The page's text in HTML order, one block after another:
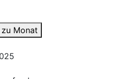
zu Monat